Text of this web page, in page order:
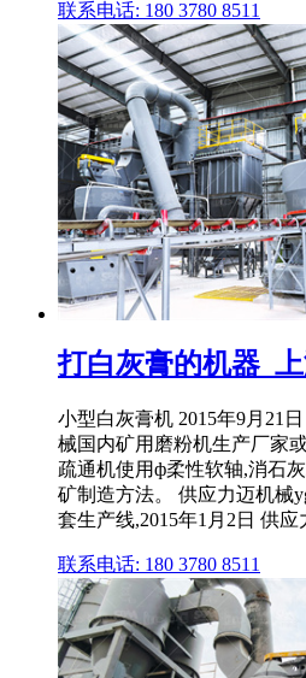
联系电话: 180 3780 8511
打白灰膏的机器_
小型白灰膏机 2015年9月21
械国内矿用磨粉机生产厂家
疏通机使用ф柔性软轴,消石
矿制造方法。 供应力迈机械
套生产线,2015年1月2日 供应
联系电话: 180 3780 8511